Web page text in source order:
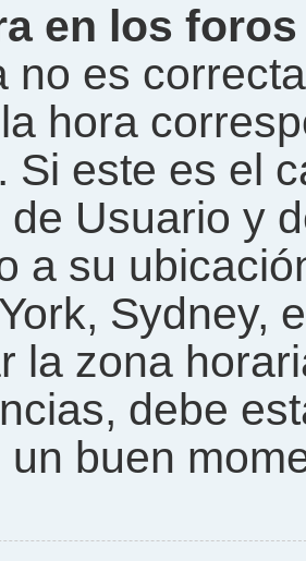
en los
no es
hora
Si este es el
de Usuario y
a su
Sydney,
la zona
debe
un buen